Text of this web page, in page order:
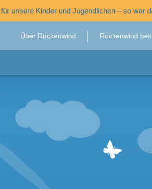
unsere Kinder und Jugendlichen – so war
Über Rückenwind Rückenwind